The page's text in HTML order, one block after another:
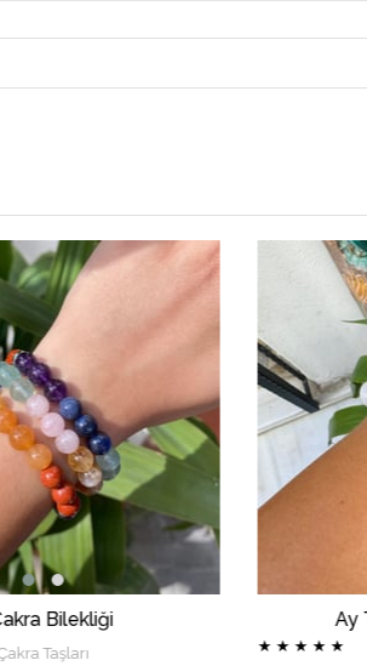
Ay Taşı Bileklik 10 mm